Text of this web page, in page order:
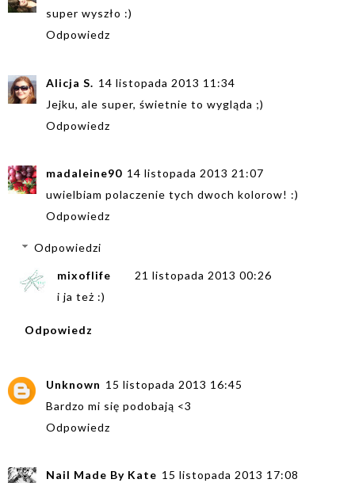
super wyszło :)
Odpowiedz
Alicja S. 14 listopada 2013 11:34
Jejku, ale super, świetnie to wygląda ;)
Odpowiedz
madaleine90 14 listopada 2013 21:07
uwielbiam polaczenie tych dwoch kolorow! :)
Odpowiedz
Odpowiedzi
mixoflife
21 listopada 2013 00:26
i ja też :)
Odpowiedz
Unknown 15 listopada 2013 16:45
Bardzo mi się podobają <3
Odpowiedz
Nail Made By Kate 15 listopada 2013 17:08